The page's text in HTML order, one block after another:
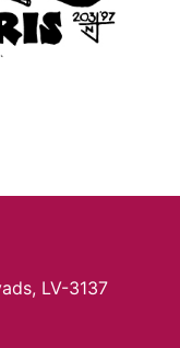
LV-3137